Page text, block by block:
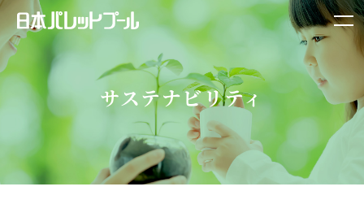
サステナビリティ